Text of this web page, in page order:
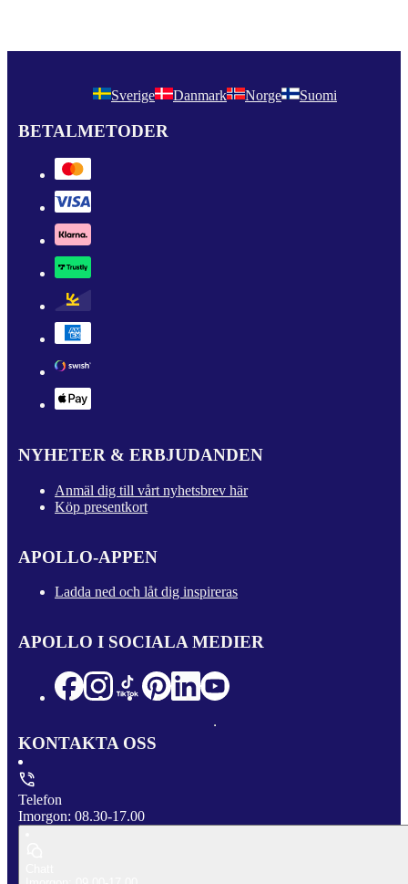
Sverige Danmark Norge Suomi
BETALMETODER
NYHETER & ERBJUDANDEN
Anmäl dig till vårt nyhetsbrev här
Köp presentkort
APOLLO-APPEN
Ladda ned och låt dig inspireras
APOLLO I SOCIALA MEDIER
KONTAKTA OSS
Telefon
Imorgon: 08.30-17.00